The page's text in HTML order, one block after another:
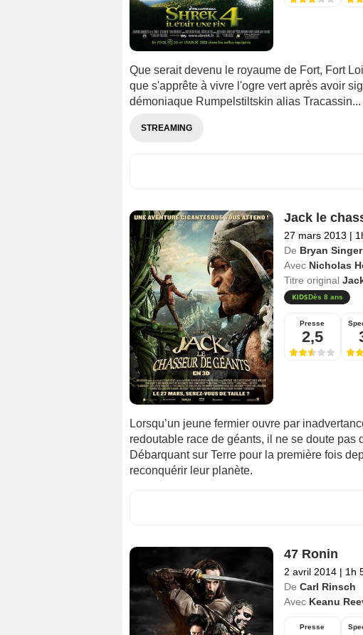
Que serait devenu le royaume de Fort, Fort
que s'apprête à vivre l'ogre vert après avoir
démoniaque Rumpelstiltskin alias Tracassin...
STREAMING
Jack le
27 mars 2013 |
De Bryan Singer
Avec Nicholas
Titre original
Dès 8 ans
Presse
2,5
Lorsqu’un jeune fermier ouvre par
redoutable race de géants, il ne se doute
Débarquant sur Terre pour la première fois
reconquérir leur planète.
47 Ronin
2 avril 2014 | 1h
De Carl Rinsch
Avec Keanu
Presse